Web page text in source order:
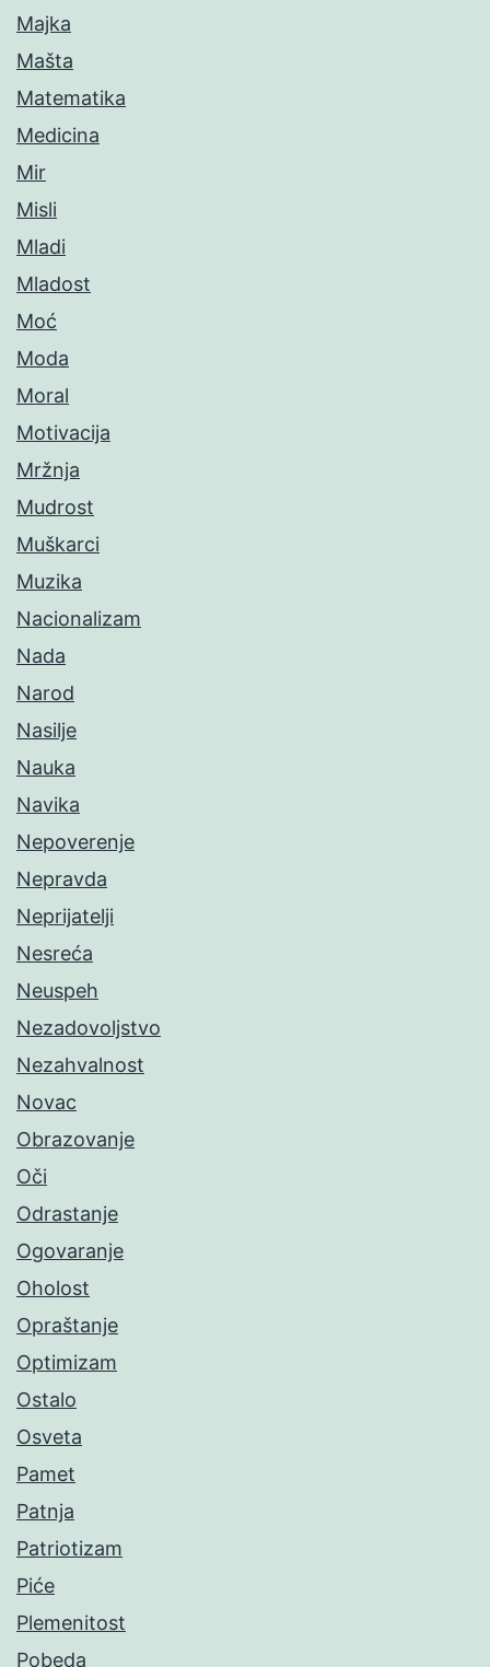
Majka
Mašta
Matematika
Medicina
Mir
Misli
Mladi
Mladost
Moć
Moda
Moral
Motivacija
Mržnja
Mudrost
Muškarci
Muzika
Nacionalizam
Nada
Narod
Nasilje
Nauka
Navika
Nepoverenje
Nepravda
Neprijatelji
Nesreća
Neuspeh
Nezadovoljstvo
Nezahvalnost
Novac
Obrazovanje
Oči
Odrastanje
Ogovaranje
Oholost
Opraštanje
Optimizam
Ostalo
Osveta
Pamet
Patnja
Patriotizam
Piće
Plemenitost
Pobeda